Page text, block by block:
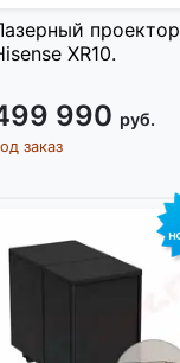
проектор
XR10.
990 руб.
заказ